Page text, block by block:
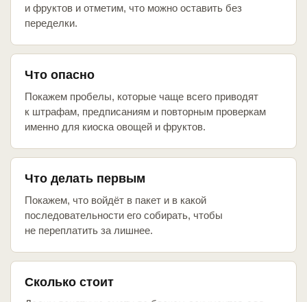
и фруктов и отметим, что можно оставить без
переделки.
Что опасно
Покажем пробелы, которые чаще всего приводят
к штрафам, предписаниям и повторным проверкам
именно для киоска овощей и фруктов.
Что делать первым
Покажем, что войдёт в пакет и в какой
последовательности его собирать, чтобы
не переплатить за лишнее.
Сколько стоит